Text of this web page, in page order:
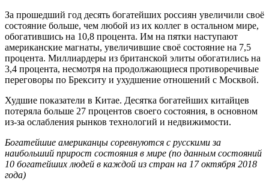
За прошедший год десять богатейших россиян увеличили своё
состояние больше, чем любой из их коллег в остальном мире,
обогатившись на 10,8 процента. Им на пятки наступают
американские магнаты, увеличившие своё состояние на 7,5
процента. Миллиардеры из британской элиты обогатились на
3,4 процента, несмотря на продолжающиеся противоречивые
переговоры по Брекситу и ухудшение отношений с Москвой.
Худшие показатели в Китае. Десятка богатейших китайцев
потеряла больше 27 процентов своего состояния, в основном
из-за ослабления рынков технологий и недвижимости.
Богатейшие американцы соревнуются с русскими за
наибольший прирост состояния в мире (по данным состояний
10 богатейших людей в каждой из стран на 17 октября 2018
года)